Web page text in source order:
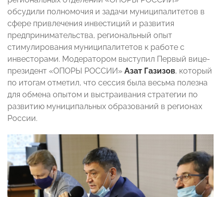
обсудили полномочия и задачи муниципалитетов в
сфере привлечения инвестиций и развития
предпринимательства, региональный опыт
стимулирования муниципалитетов к работе с
инвесторами. Модератором выступил Первый вице-
президент «ОПОРЫ РОССИИ» Азат Газизов, который
по итогам отметил, что сессия была весьма полезна
для обмена опытом и выстраивания стратегии по
развитию муниципальных образований в регионах
России.